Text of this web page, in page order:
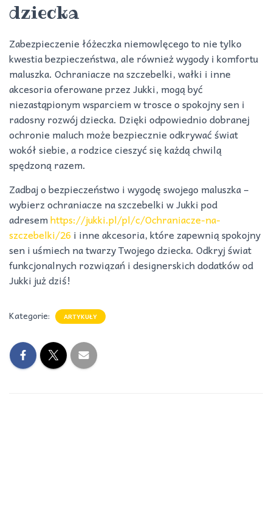
dziecka
Zabezpieczenie łóżeczka niemowlęcego to nie tylko
kwestia bezpieczeństwa, ale również wygody i komfortu
maluszka. Ochraniacze na szczebelki, wałki i inne
akcesoria oferowane przez Jukki, mogą być
niezastąpionym wsparciem w trosce o spokojny sen i
radosny rozwój dziecka. Dzięki odpowiednio dobranej
ochronie maluch może bezpiecznie odkrywać świat
wokół siebie, a rodzice cieszyć się każdą chwilą
spędzoną razem.
Zadbaj o bezpieczeństwo i wygodę swojego maluszka –
wybierz ochraniacze na szczebelki w Jukki pod
adresemhttps://jukki.pl/pl/c/Ochraniacze-na-
szczebelki/26 i inne akcesoria, które zapewnią spokojny
sen i uśmiech na twarzy Twojego dziecka. Odkryj świat
funkcjonalnych rozwiązań i designerskich dodatków od
Jukki już dziś!
Kategorie: ARTYKUŁY